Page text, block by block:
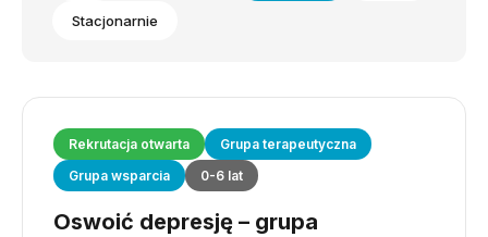
Stacjonarnie
Rekrutacja otwarta
Grupa terapeutyczna
Grupa wsparcia
0-6 lat
Oswoić depresję – grupa